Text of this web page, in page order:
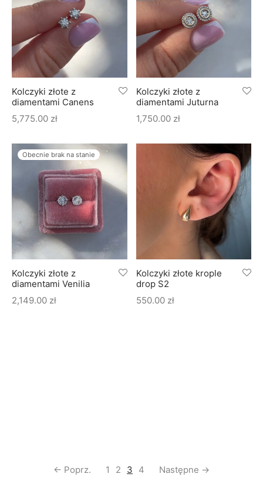
Kolczyki złote z
diamentami Canens
5,775.00 zł
Kolczyki złote z
diamentami Juturna
1,750.00 zł
Obecnie brak na stanie
Kolczyki złote z
diamentami Venilia
2,149.00 zł
Kolczyki złote krople
drop S2
550.00 zł
← Poprz. 1 2 3 4 Następne →